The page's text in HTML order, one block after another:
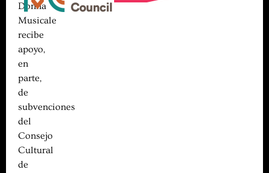
Donna
Musicale
recibe
apoyo,
en
parte,
de
subvenciones
del
Consejo
Cultural
de